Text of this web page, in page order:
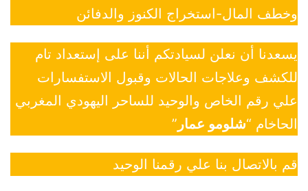
وخطف المال-استخراج الكنوز والدفائن
يسعدنا أن نعلن لسيادتكم أننا على إستعداد تام
للكشف وعلاجات الحالات وقبول الاستفسارات
علي رقم الخاص والوحيد للساحر اليهودي المغربي
الحاخام “شلومو عمار ”
قم بالاتصال بنا علي رقمنا الوحيد